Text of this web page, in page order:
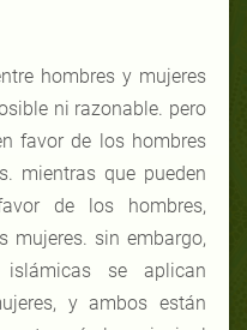
hombres y mujeres
ni razonable. pero
favor de los hombres
mientras que pueden
de los hombres,
mujeres. sin embargo,
se aplican
y ambos están